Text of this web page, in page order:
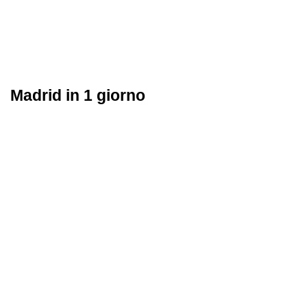
Madrid in 1 giorno